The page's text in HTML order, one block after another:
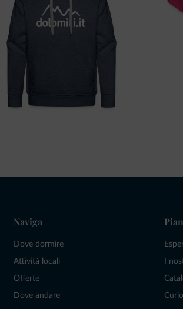
Naviga
Dove dormire
Attività locali
Offerte
Dove andare
I